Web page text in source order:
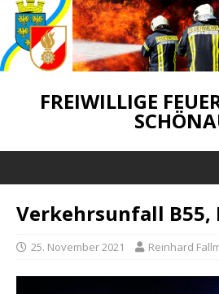
FREIWILLIGE
Verkehrsunfall B55,
25. November 2021 Reinhard